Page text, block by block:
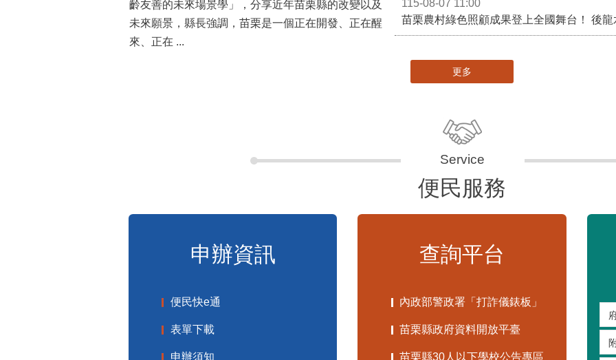
齡友善的未來場景學」，分享近年苗栗縣的改變以及
未來願景，縣長強調，苗栗是一個正在開發、正在醒
來、正在 ...
115-08-07 11:00
更多
便民服務
申辦資訊
便民快e通
查詢平台
內政部警政署「打詐儀錶板」